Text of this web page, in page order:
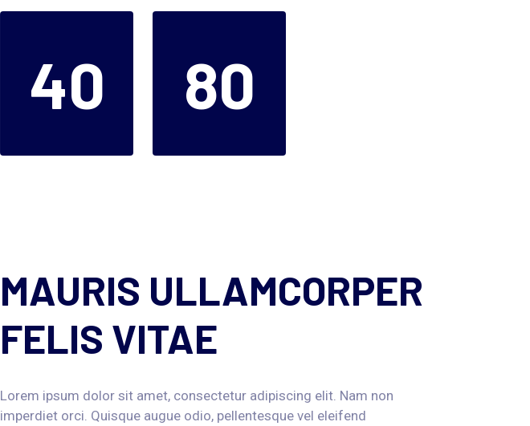
40 80
MAURIS ULLAMCORPER
FELIS VITAE
Lorem ipsum dolor sit amet, consectetur adipiscing elit. Nam non
imperdiet orci. Quisque augue odio, pellentesque vel eleifend